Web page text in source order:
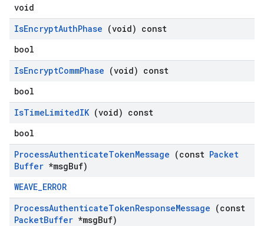
void
IsEncryptAuthPhase (void) const
bool
IsEncryptCommPhase (void) const
bool
IsTimeLimitedIK(void) const
bool
ProcessAuthenticateTokenMessage (const Packet
Buffer *msgBuf)
WEAVE_ERROR
ProcessAuthenticateTokenResponseMessage (const
PacketBuffer *msgBuf)